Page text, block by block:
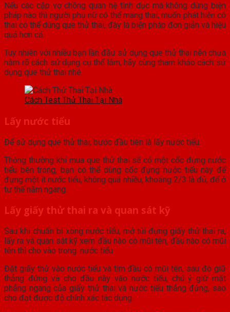
Nếu các cặp vợ chồng quan hệ tình dục mà không dùng biện
pháp nào thì người phụ nữ có thể mang thai, muốn phát hiện có
thai có thể dùng que thử thai, đây là biện pháp đơn giản và hiệu
quả hơn cả.
Tuy nhiên với nhiều bạn lần đầu sử dụng que thử thai nên chưa
nắm rõ cách sử dụng cụ thể lắm, hãy cùng tham khảo cách sử
dụng que thử thai nhé.
Cách Test Thử Thai Tại Nhà
Lấy nước tiểu
Để sử dụng que thử thai, bước đầu tiên là lấy nước tiểu.
Thông thường khi mua que thử thai sẽ có một cốc đựng nước
tiểu bên trong, bạn có thể dùng cốc đựng nước tiểu này để
đựng một ít nước tiểu, không quá nhiều, khoảng 2/3 là đủ, để ở
tư thế nằm ngang.
Lấy giấy thử thai ra và quan sát kỹ
Sau khi chuẩn bị xong nước tiểu, mở túi đựng giấy thử thai ra,
lấy ra và quan sát kỹ xem đầu nào có mũi tên, đầu nào có mũi
tên thì cho vào trong. nước tiểu .
Đặt giấy thử vào nước tiểu và tìm đầu có mũi tên, sau đó giữ
thẳng đứng và cho đầu này vào nước tiểu, chú ý giữ mặt
phẳng ngang của giấy thử thai và nước tiểu thẳng đứng, sao
cho đạt được độ chính xác tác dụng.